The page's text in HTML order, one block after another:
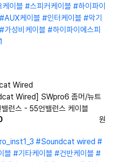
이블 #스피커케이블 #하이파이
#AUX케이블 #인터케이블 #악기
#가성비케이블 #하이파이에스피
Wired
Wired] SWpro6 좀머/뉴트
런스 - 55언밸런스 케이블
원
#Soundcat wired #
블 #기타케이블 #건반케이블 #